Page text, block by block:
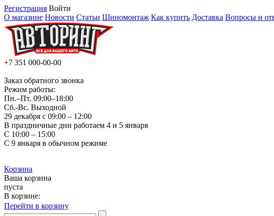
Регистрация Войти
О магазине Новости Статьи Шиномонтаж Как купить Доставка Вопросы и
+7 351 000-00-00
Заказ обратного звонка
Режим работы:
Пн.–Пт. 09:00–18:00
Сб.-Вс. Выходной
29 декабря с 09:00 – 12:00
В праздничные дни работаем 4 и 5 января
С 10:00 – 15:00
С 9 января в обычном режиме
Корзина
Ваша корзина
пуста
В корзине:
Перейти в корзину